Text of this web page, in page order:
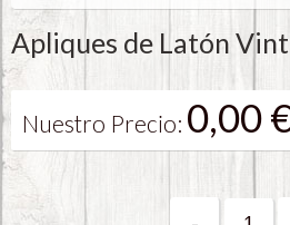
Apliques de Latón
Nuestro Precio: 0,00